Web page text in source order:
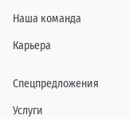
Наша команда
Карьера
Спецпредложения
Услуги